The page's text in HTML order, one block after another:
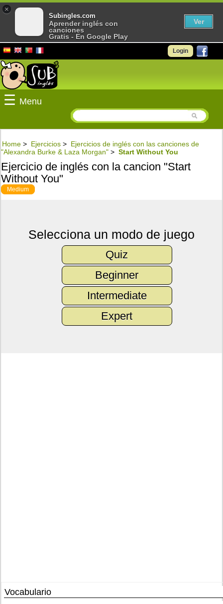
Login
☰ Menu
Home > Ejercicios > Ejercicios de inglés con las canciones de
"Alexandra Burke & Laza Morgan" > Start Without You
Ejercicio de inglés con la cancion "Start
Without You"
Medium
Selecciona un modo de juego
Quiz
Beginner
Intermediate
Expert
Vocabulario
×
Subingles.com
Aprender inglés con
canciones
Gratis - En Google Play
Ver